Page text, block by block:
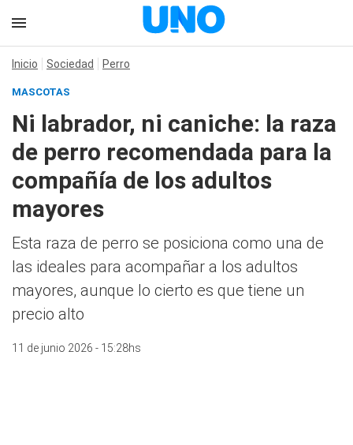
Inicio Sociedad Perro
MASCOTAS
Ni labrador, ni caniche: la raza
de perro recomendada para la
compañía de los adultos
mayores
Esta raza de perro se posiciona como una de
las ideales para acompañar a los adultos
mayores, aunque lo cierto es que tiene un
precio alto
11 de junio 2026 - 15:28hs